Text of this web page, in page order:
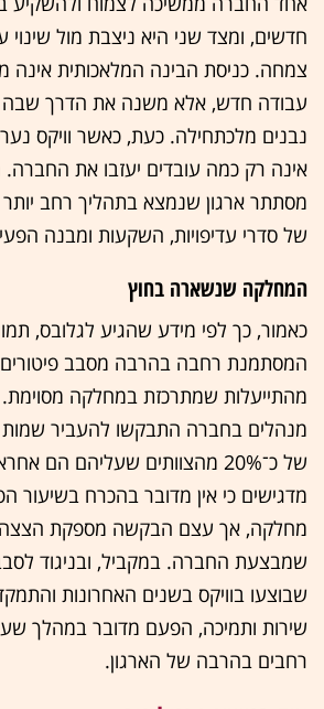
חדשים, ומצד שני היא ניצבת מול שינוי
צמחה. כניסת הבינה המלאכותית אינה
עבודה חדש, אלא משנה את הדרך שבה
נבנים מלכתחילה. כעת, כאשר וויקס
אינה רק כמה עובדים יעזבו את
מסתתר ארגון שנמצא בתהליך רחב
של סדרי עדיפויות, השקעות ומבנה
המחלקה שנשארה בחוץ
כאמור, כך לפי מידע שהגיע לגלובס,
המסתמנת רחבה בהרבה מסבב פיטורים
מהתייעלות שמתרכזת במחלקה מסוימת.
מנהלים בחברה התבקשו להעביר
של כ־20% מהצוותים שעליהם הם
מדגישים כי אין מדובר בהכרח בשיעור
מחלקה, אך עצם הבקשה מספקת הצצה
שמבצעת החברה. במקביל, ובניגוד
שבוצעו בוויקס בשנים האחרונות
שירות ותמיכה, הפעם מדובר במהלך
רחבים בהרבה של הארגון.